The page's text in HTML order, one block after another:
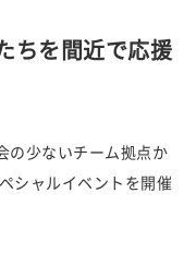
ちを間近で応援
の少ないチーム拠点か
シャルイベントを開催